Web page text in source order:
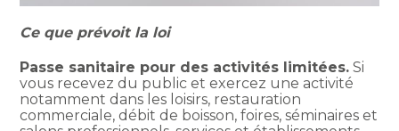
Ce que prévoit la loi
Passe sanitaire pour des activités limitées. Si
vous recevez du public et exercez une activité
notamment dans les loisirs, restauration
commerciale, débit de boisson, foires, séminaires et